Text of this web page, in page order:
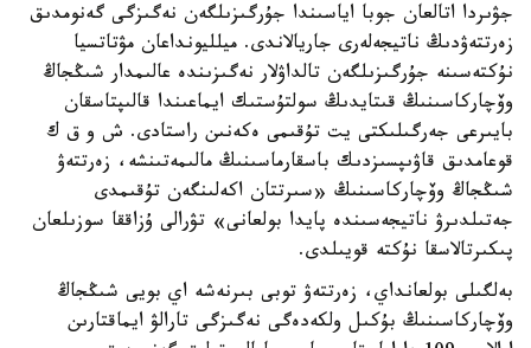
جۋىردا اتالعان جوبا اياسىندا جۇرگىزىلگەن نەگىزگى گەنومدىق
زەرتتەۋدىڭ ناتيجەلەرى جاريالاندى. ميلليونداعان مۋتاتسيا
نۇكتەسىنە جۇرگىزىلگەن تالداۋلار نەگىزىندە عالىمدار شىڭجاڭ
وۆچاركاسىنىڭ قىتايدىڭ سولتۇستىك ايماعىندا قالىپتاسقان
بايىرعى جەرگىلىكتى يت تۇقىمى ەكەنىن راستادى. ش و ق ك
قوعامدىق قاۋىپسىزدىك باسقارماسىنىڭ مالىمەتىنشە، زەرتتەۋ
شىڭجاڭ وۆچاركاسىنىڭ «سىرتتان اكەلىنگەن تۇقىمدى
جەتىلدىرۋ ناتيجەسىندە پايدا بولعانى» تۋرالى ۇزاققا سوزىلعان
پىكىرتالاسقا نۇكتە قويىلدى.
بەلگىلى بولعانداي، زەرتتەۋ توبى بىرنەشە اي بويى شىڭجاڭ
وۆچاركاسىنىڭ بۇكىل ولكەدەگى نەگىزگى تارالۋ ايماقتارىن